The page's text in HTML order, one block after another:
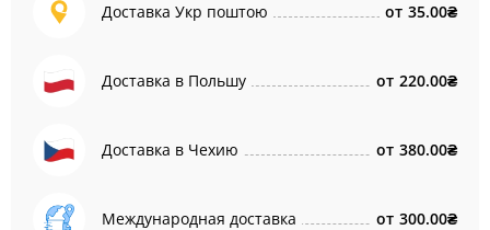
Доставка Укр поштою от 35.00₴
Доставка в Польшу от 220.00₴
Доставка в Чехию от 380.00₴
Международная доставка от 300.00₴